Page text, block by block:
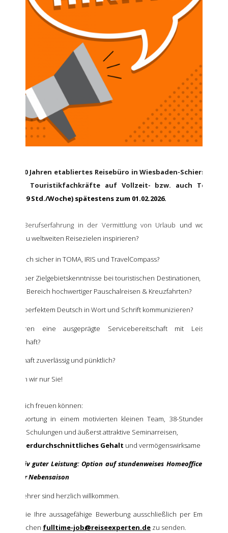
30 Jahren etabliertes Reisebüro in Wiesbaden-Schierstein
Touristikfachkräfte auf Vollzeit- bzw. auch
19 Std./Woche) spätestens zum 01.02.2026.
Berufserfahrung in der Vermittlung von Urlaub und wollen
zu weltweiten Reisezielen inspirieren?
sich sicher in TOMA, IRIS und TravelCompass?
über Zielgebietskenntnisse bei touristischen Destinationen,
im Bereich hochwertiger Pauschalreisen & Kreuzfahrten?
in perfektem Deutsch in Wort und Schrift kommunizieren?
eine ausgeprägte Servicebereitschaft mit Leistungs-
dauerhaft zuverlässig und pünktlich?
suchen wir nur Sie!
Sie sich freuen können:
in einem motivierten kleinen Team, 38-Stunden-
Urlaub, Schulungen und äußerst attraktive Seminarreisen,
überdurchschnittliches Gehalt und vermögenswirksame
guter Leistung: Option auf stundenweises Homeoffice und 4-
in der Nebensaison
sind herzlich willkommen.
Sie Ihre aussagefähige Bewerbung ausschließlich per Email an
Helmchen fulltime-job@reiseexperten.de zu senden.